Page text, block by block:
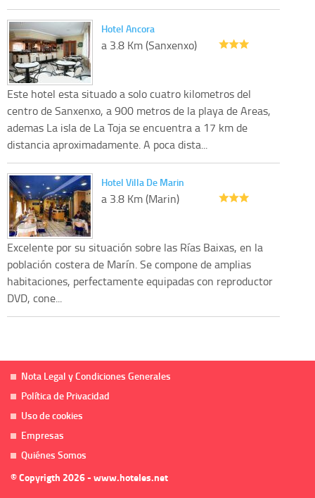
Hotel Ancora
a 3.8 Km (Sanxenxo)
Este hotel esta situado a solo cuatro kilometros del
centro de Sanxenxo, a 900 metros de la playa de Areas,
ademas La isla de La Toja se encuentra a 17 km de
distancia aproximadamente. A poca dista...
Hotel Villa De Marin
a 3.8 Km (Marin)
Excelente por su situación sobre las Rías Baixas, en la
población costera de Marín. Se compone de amplias
habitaciones, perfectamente equipadas con reproductor
DVD, cone...
Nota Legal y Condiciones Generales
Política de Privacidad
Uso de cookies
Empresas
Quiénes Somos
© Copyrigth 2026 - www.hoteles.net